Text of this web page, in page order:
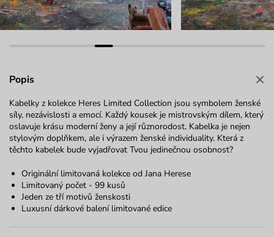
Popis
Kabelky z kolekce Heres Limited Collection jsou symbolem ženské
síly, nezávislosti a emocí. Každý kousek je mistrovským dílem, který
oslavuje krásu moderní ženy a její různorodost. Kabelka je nejen
stylovým doplňkem, ale i výrazem ženské individuality. Která z
těchto kabelek bude vyjadřovat Tvou jedinečnou osobnost?
Originální limitovaná kolekce od Jana Herese
Limitovaný počet - 99 kusů
Jeden ze tří motivů ženskosti
Luxusní dárkové balení limitované edice